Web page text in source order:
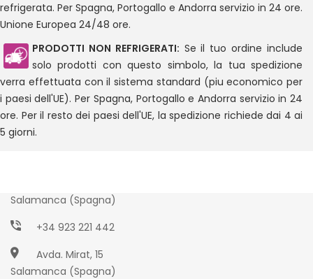
refrigerata. Per Spagna, Portogallo e Andorra servizio in 24 ore.
Unione Europea 24/48 ore.
PRODOTTI NON REFRIGERATI: Se il tuo ordine include
solo prodotti con questo simbolo, la tua spedizione
verra effettuata con il sistema standard (piu economico per
i paesi dell'UE). Per Spagna, Portogallo e Andorra servizio in 24
ore. Per il resto dei paesi dell'UE, la spedizione richiede dai 4 ai
5 giorni.
Salamanca (Spagna)
+34 923 221 442
Avda. Mirat, 15
Salamanca (Spagna)